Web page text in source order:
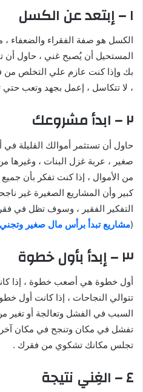
١ – إبتعد عن الكسل
الكسل هو صفة الفقراء والضعفاء
المستحيل أن يُصبح غني ، حاول أن
بك وإذا كنت عازم علي التخلص من
، لا تتكاسل ، إعمل بجهد وتعب
٢ – ابدأ مشروعك
حاول أن تستثمر أموالك القليلة
صغير ، عربة غزل البنات ، وغيرها
من الأموال ، إذا كنت تفكر بأن
كبير وأن المشاريع الصغيرة غير
التفكير الفقير ، وسوف تظل في
(مشاريع تبدأ برأس مال صغير وتجني
٣ – إبدأ بأول خطوة
أول خطوة هي أصعب خطوة ، إذا
تتوالي النجاحات ، إذا كانت أول
السبب في الفشل وتعالجة أو تغير
تفشل في مكان وتنجح في مكان آخر
تجلس مكانك تشكوي من فقرك .
٤ – الغِني نتيجة